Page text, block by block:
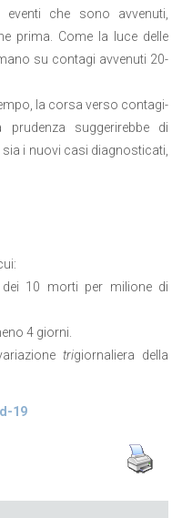
che sono avvenuti,
prima. Come la luce delle
su contagi avvenuti 20-
la corsa verso contagi-
suggerirebbe di
i nuovi casi diagnosticati,
10 morti per milione di
4 giorni.
trigiornaliera della
19